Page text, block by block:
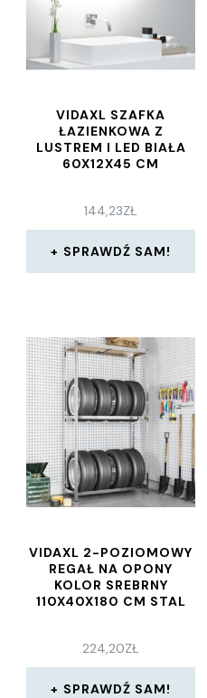
VIDAXL SZAFKA
ŁAZIENKOWA Z
LUSTREM I LED BIAŁA
60X12X45 CM
144,23ZŁ
SPRAWDŹ SAM!
VIDAXL 2-POZIOMOWY
REGAŁ NA OPONY
KOLOR SREBRNY
110X40X180 CM STAL
224,20ZŁ
SPRAWDŹ SAM!